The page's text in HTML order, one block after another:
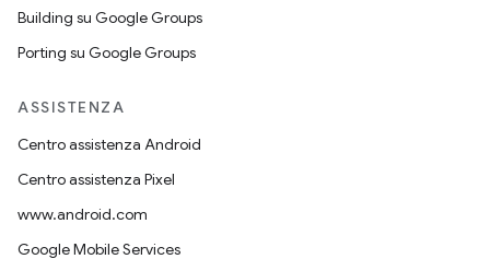
Building su Google Groups
Porting su Google Groups
ASSISTENZA
Centro assistenza Android
Centro assistenza Pixel
www.android.com
Google Mobile Services